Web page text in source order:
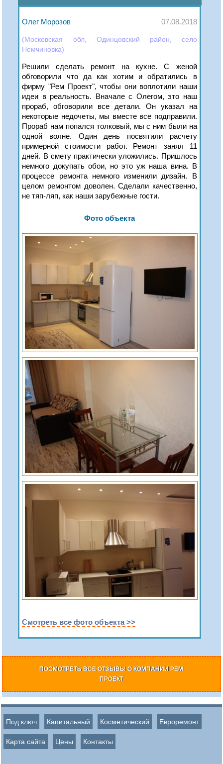
Олег Морозов 07.08.2018
(Московская обл, Одинцовский район, село
Немчиновка)
Решили сделать ремонт на кухне. С женой
обговорили что да как хотим и обратились в
фирму "Рем Проект", чтобы они воплотили наши
идеи в реальность. Вначале с Олегом, это наш
прораб, обговорили все детали. Он указал на
некоторые недочеты, мы вместе все подправили.
Прораб нам попался толковый, мы с ним были на
одной волне. Один день посвятили расчету
примерной стоимости работ. Ремонт занял 11
дней. В смету практически уложились. Пришлось
немного докупать обои, но это уж наша вина. В
процессе ремонта немного изменили дизайн. В
целом ремонтом доволен. Сделали качественно,
не тяп-ляп, как наши зарубежные гости.
Фото объекта
Смотреть все фото объекта >>
ПОСМОТРЕТЬ ВСЕ ОТЗЫВЫ О КОМПАНИИ РЕМ
ПРОЕКТ
Под ключ Капитальный Косметический Евроремонт
Карта сайта Цены Контакты